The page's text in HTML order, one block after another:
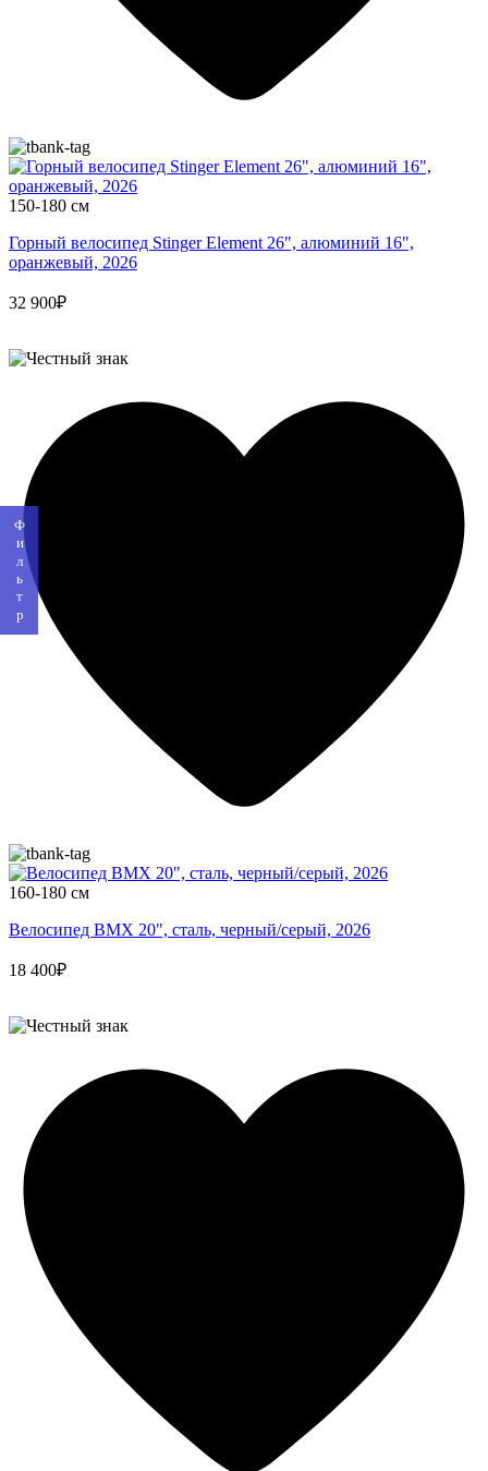
Фильтр
150-180 см
Горный велосипед Stinger Element 26", алюминий 16",
оранжевый, 2026
32 900₽
160-180 см
Велосипед BMX 20", сталь, черный/серый, 2026
18 400₽